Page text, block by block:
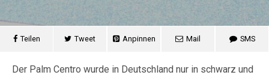
Teilen Tweet Anpinnen Mail SMS
Der Palm Centro wurde in Deutschland nur in schwarz und